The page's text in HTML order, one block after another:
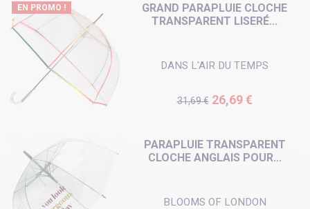
GRAND PARAPLUIE CLOCHE
TRANSPARENT LISERÉ...
DANS L'AIR DU TEMPS
Prix de base
31,69 € Prix
26,69 €
EN PROMO !
PARAPLUIE TRANSPARENT
CLOCHE ANGLAIS POUR...
BLOOMS OF LONDON